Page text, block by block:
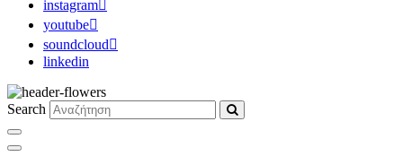
instagram
youtube
soundcloud
linkedin
Search